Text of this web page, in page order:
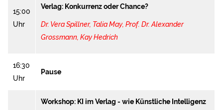
15:00
Uhr
Verlag: Konkurrenz oder Chance?
Dr. Vera Spillner, Talia May, Prof. Dr. Alexander
Grossmann, Kay Hedrich
16:30
Uhr
Pause
Workshop: KI im Verlag - wie Künstliche Intelligenz